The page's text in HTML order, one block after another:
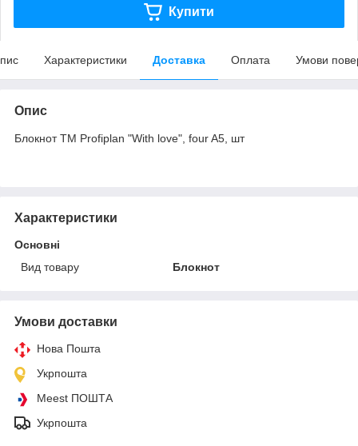
Купити
Характеристики Доставка Оплата Умови
Опис
Блокнот TM Profiplan "With love", four A5, шт
Характеристики
Основні
Вид товару
Блокнот
Умови доставки
Нова Пошта
Укрпошта
Meest ПОШТА
Укрпошта